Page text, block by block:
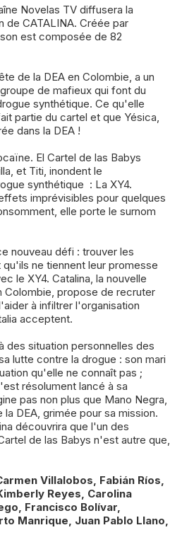
de CATALINA. Créée par
est composée de 82
de la DEA en Colombie, a un
de mafieux qui font du
synthétique. Ce qu'elle
partie du cartel et que Yésica,
dans la DEA !
El Cartel de las Babys
et Titi, inondent le
synthétique : La XY4.
imprévisibles pour quelques
elle porte le surnom
nouveau défi : trouver les
ne tiennent leur promesse
le XY4. Catalina, la nouvelle
Colombie, propose de recruter
à infiltrer l'organisation
acceptent.
des situation personnelles des
lutte contre la drogue : son mari
qu'elle ne connaît pas ;
résolument lancé à sa
pas non plus que Mano Negra,
DEA, grimée pour sa mission.
découvrira que l'un des
de las Babys n'est autre que,
Villalobos, Fabián Ríos,
Reyes, Carolina
Francisco Bolívar,
Manrique, Juan Pablo Llano,